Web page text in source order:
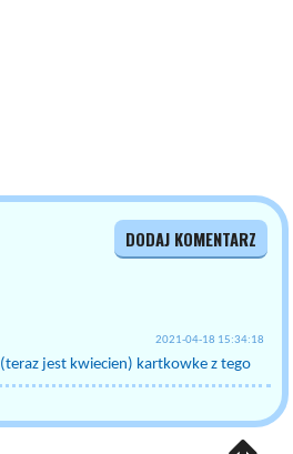
DODAJ KOMENTARZ
2021-04-18 15:34:18
jest kwiecien) kartkowke z tego